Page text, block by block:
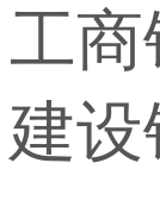
工商
建设